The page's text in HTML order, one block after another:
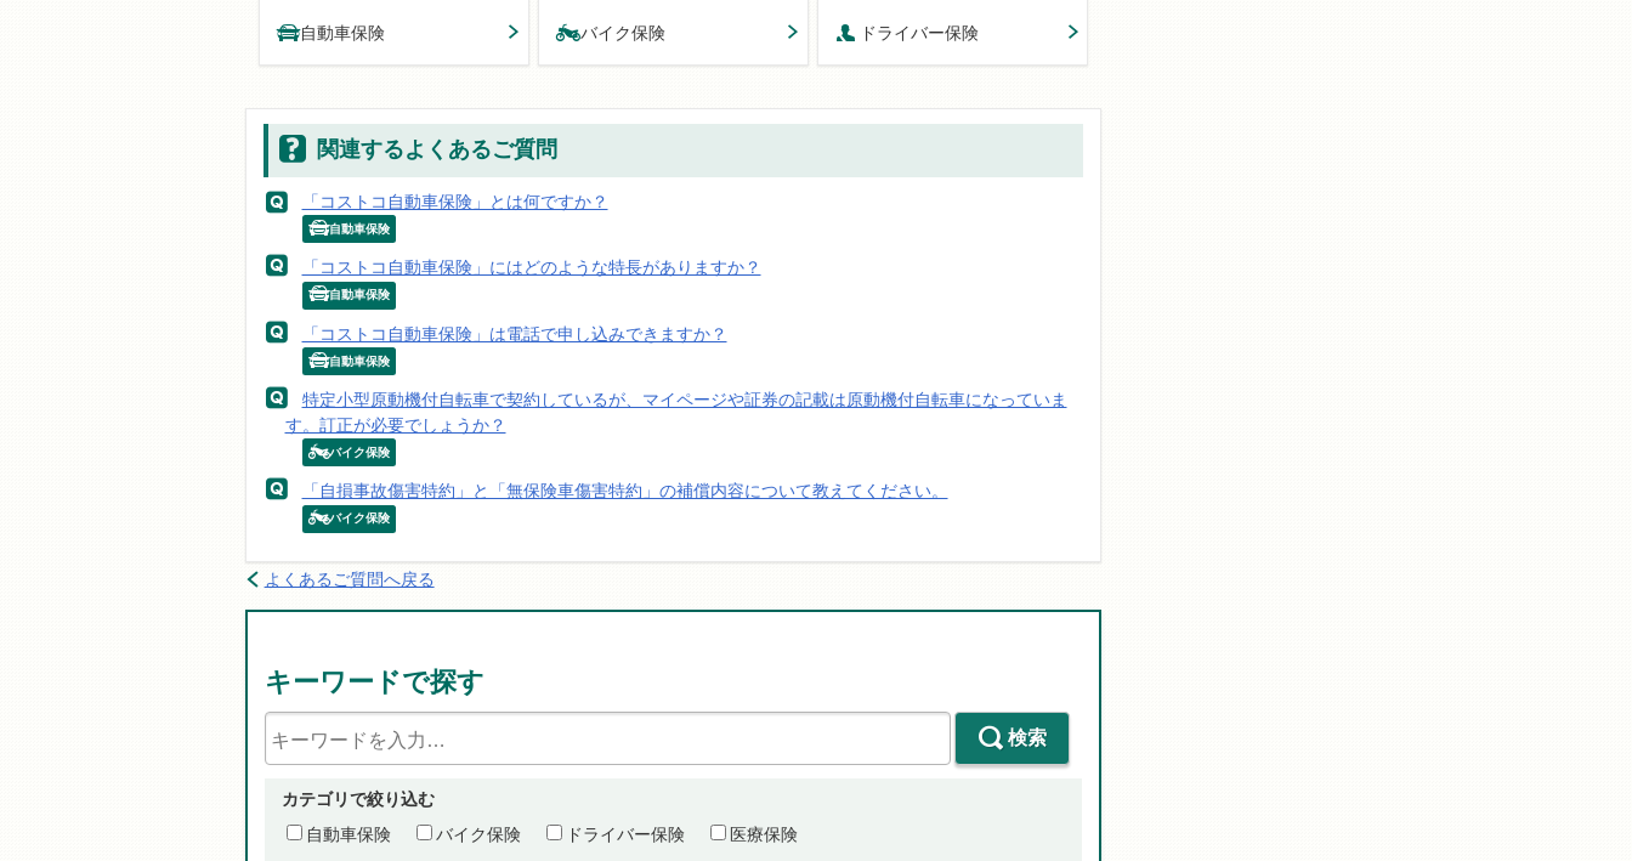
自動車保険 バイク保険 ドライバー保険
関連するよくあるご質問
「コストコ自動車保険」とは何ですか？
自動車保険
「コストコ自動車保険」にはどのような特長がありますか？
自動車保険
「コストコ自動車保険」は電話で申し込みできますか？
自動車保険
特定小型原動機付自転車で契約しているが、マイページや証券の記載は原動機付自転車になっていま
す。訂正が必要でしょうか？
バイク保険
「自損事故傷害特約」と「無保険車傷害特約」の補償内容について教えてください。
バイク保険
よくあるご質問へ戻る
キーワードで探す
検索
カテゴリで絞り込む
自動車保険
バイク保険 ドライバー保険 医療保険